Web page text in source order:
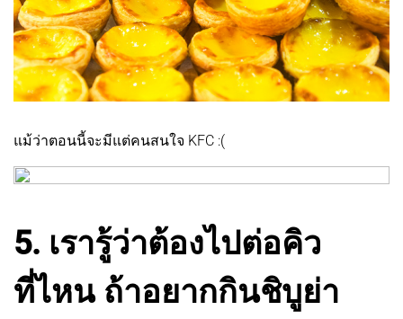
แม้ว่าตอนนี้จะมีแต่คนสนใจ KFC :(
5. เรารู้ว่าต้องไปต่อคิว
ที่ไหน ถ้าอยากกินชิบูย่า